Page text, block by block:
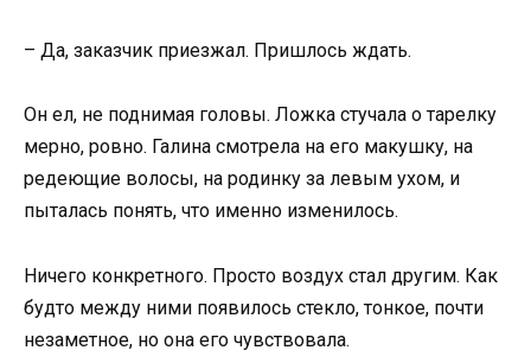
– Да, заказчик приезжал. Пришлось ждать.
Он ел, не поднимая головы. Ложка стучала о тарелку
мерно, ровно. Галина смотрела на его макушку, на
редеющие волосы, на родинку за левым ухом, и
пыталась понять, что именно изменилось.
Ничего конкретного. Просто воздух стал другим. Как
будто между ними появилось стекло, тонкое, почти
незаметное, но она его чувствовала.